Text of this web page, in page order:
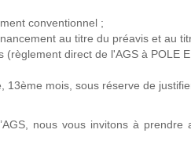
conventionnel ;
au titre du préavis et au
direct de l'AGS à POLE
13ème mois, sous réserve de
nous vous invitons à